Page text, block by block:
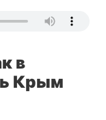
в
Крым